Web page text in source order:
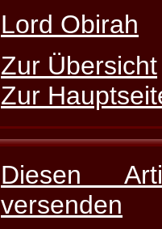
Lord Obirah
Zur Übersicht
Zur
Diesen
versenden